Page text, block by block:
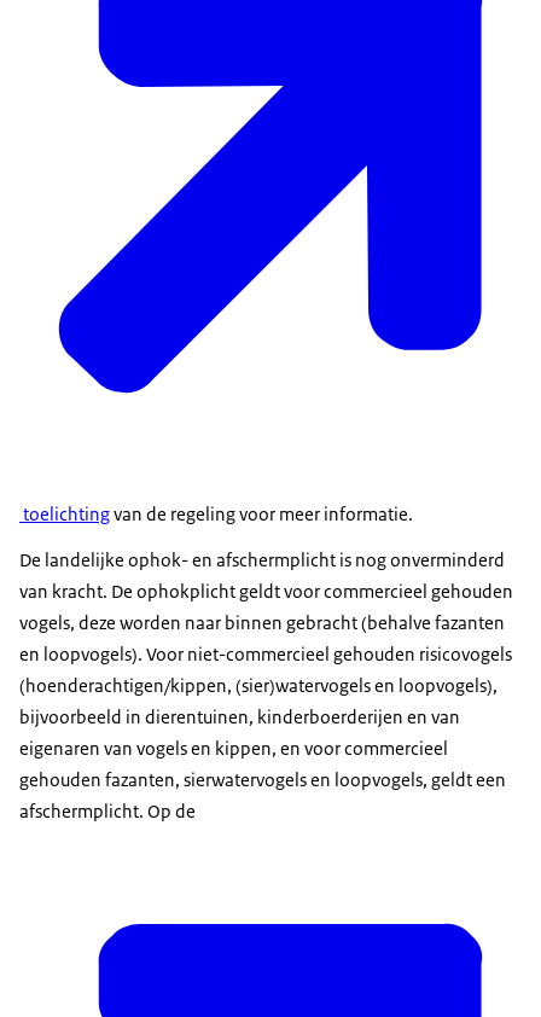
toelichtingvan de regeling voor meer informatie.
De landelijke ophok- en afschermplicht is nog onverminderd
van kracht. De ophokplicht geldt voor commercieel gehouden
vogels, deze worden naar binnen gebracht (behalve fazanten
en loopvogels). Voor niet-commercieel gehouden risicovogels
(hoenderachtigen/kippen, (sier)watervogels en loopvogels),
bijvoorbeeld in dierentuinen, kinderboerderijen en van
eigenaren van vogels en kippen, en voor commercieel
gehouden fazanten, sierwatervogels en loopvogels, geldt een
afschermplicht. Op de